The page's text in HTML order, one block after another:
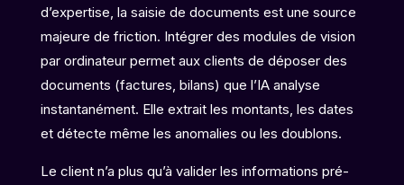
d’expertise, la saisie de documents est une source
majeure de friction. Intégrer des modules de vision
par ordinateur permet aux clients de déposer des
documents (factures, bilans) que l’IA analyse
instantanément. Elle extrait les montants, les dates
et détecte même les anomalies ou les doublons.
Le client n’a plus qu’à valider les informations pré-